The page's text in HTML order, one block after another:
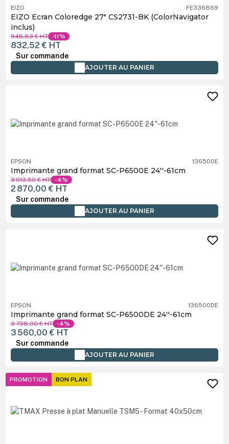
EIZO FE336869
EIZO Ecran Coloredge 27" CS2731-BK (ColorNavigator
inclus)
945,83 €HT -11%
832,52 € HT
Sur commande
AJOUTER AU PANIER
EPSON 136500E
Imprimante grand format SC-P6500E 24''-61cm
3 013,50 €HT -4%
2 870,00 € HT
Sur commande
AJOUTER AU PANIER
EPSON 136500DE
Imprimante grand format SC-P6500DE 24''-61cm
3 738,00 €HT -4%
3 560,00 € HT
Sur commande
AJOUTER AU PANIER
PROMOTION BON PLAN